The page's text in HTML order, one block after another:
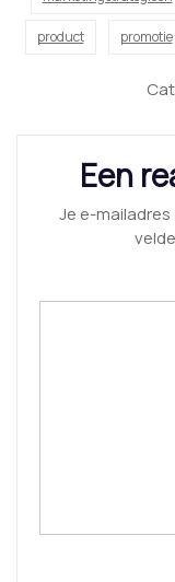
product promotie
Een
Je e-